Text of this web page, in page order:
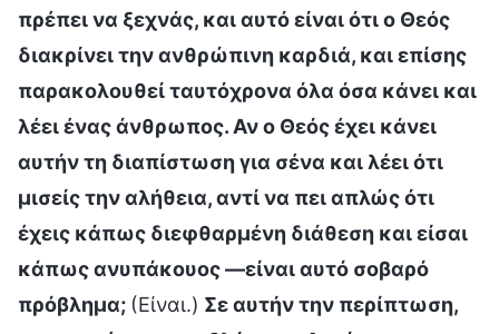
πρέπει να ξεχνάς, και αυτό είναι ότι ο Θεός
διακρίνει την ανθρώπινη καρδιά, και επίσης
παρακολουθεί ταυτόχρονα όλα όσα κάνει και
λέει ένας άνθρωπος. Αν ο Θεός έχει κάνει
αυτήν τη διαπίστωση για σένα και λέει ότι
μισείς την αλήθεια, αντί να πει απλώς ότι
έχεις κάπως διεφθαρμένη διάθεση και είσαι
κάπως ανυπάκουος —είναι αυτό σοβαρό
πρόβλημα; (Είναι.) Σε αυτήν την περίπτωση,